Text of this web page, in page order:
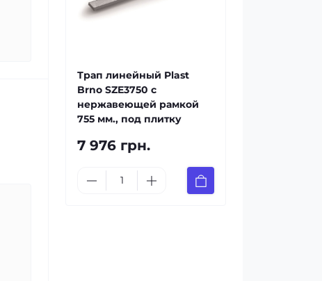
Трап линейный Plast
Brno SZE3750 с
нержавеющей рамкой
755 мм., под плитку
7 976 грн.